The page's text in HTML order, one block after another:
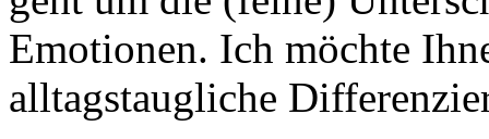
Emotionen. Ich möchte
alltagstaugliche